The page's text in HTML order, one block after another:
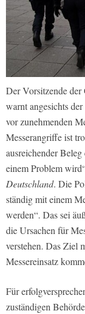
Der Vorsitzende
warnt angesichts
vor zunehmenden
Messerangriffe ist
ausreichender
einem Problem
Deutschland. Die
ständig mit einem
werden“. Das sei
die Ursachen für
verstehen. Das Ziel
Messereinsatz
Für
zuständigen